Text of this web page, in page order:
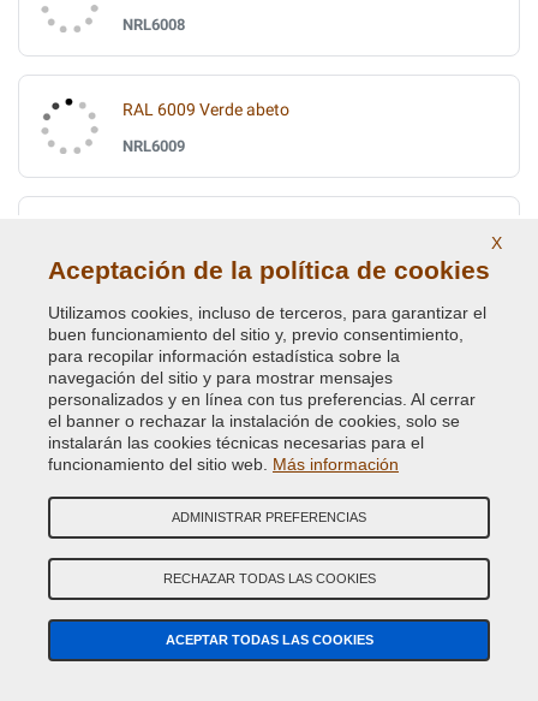
NRL6008
RAL 6009 Verde abeto
NRL6009
NRL6010
RAL 6011 Verde reseda
NRL6011
RAL 6012 Verde negruzco
NRL6012
RAL 6013 Verde caña
NRL6013
X
Aceptación de la política de cookies
Utilizamos cookies, incluso de terceros, para garantizar el
buen funcionamiento del sitio y, previo consentimiento,
para recopilar información estadística sobre la
navegación del sitio y para mostrar mensajes
personalizados y en línea con tus preferencias. Al cerrar
el banner o rechazar la instalación de cookies, solo se
instalarán las cookies técnicas necesarias para el
funcionamiento del sitio web. Más información
ADMINISTRAR PREFERENCIAS
RECHAZAR TODAS LAS COOKIES
ACEPTAR TODAS LAS COOKIES